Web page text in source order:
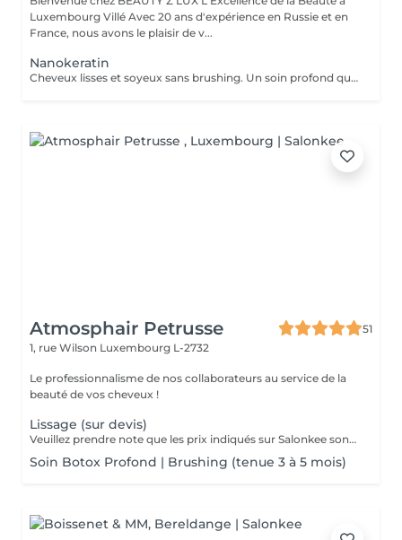
Luxembourg Villé Avec 20 ans d'expérience en Russie et en
France, nous avons le plaisir de v...
Nanokeratin
Cheveux lisses et soyeux sans brushing. Un soin profond qui nourrit et sublime la fibre capillaire, pour un résultat naturel et lumineux
Atmosphair Petrusse
51
1, rue Wilson Luxembourg L-2732
Le professionnalisme de nos collaborateurs au service de la
beauté de vos cheveux !
Lissage (sur devis)
Veuillez prendre note que les prix indiqués sur Salonkee sont communiqués à titre informatif et s'entendent de base. Ces derniers sont susceptibles de varier selon le diagnostic réalisé à votre arrivée au salon et l'expertise du professionnel à qui vous confiez votre beauté. Dans tous les cas, un devis précis vous sera proposé et toutes réalisations de prestations seront effectuées avec votre accord. Un grand merci d'avance pour votre compréhension. Au plaisir de vous recevoir très vite.
Soin Botox Profond | Brushing (tenue 3 à 5 mois)